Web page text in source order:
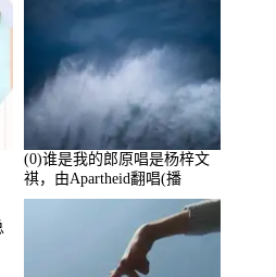
(0)谁是我的郎原唱是杨梓文
祺，由Apartheid翻唱(播
放:94178)